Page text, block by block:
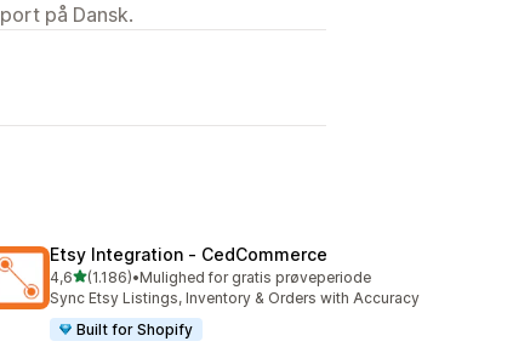
på Dansk.
Etsy Integration ‑ CedCommerce
4,6ud af 5 stjerner
(1.186)
1186 anmeldelser i alt
•Mulighed for gratis prøveperiode
Sync Etsy Listings, Inventory & Orders with Accuracy
Built for Shopify